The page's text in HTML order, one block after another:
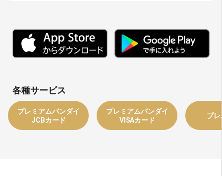
各種サービス
プレミアムバンダイ
JCBカード
プレミアムバンダイ
VISAカード
プ